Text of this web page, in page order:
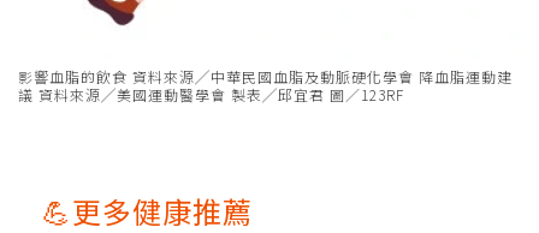
影響血脂的飲食 資料來源╱中華民國血脂及動脈硬化學會 降血脂運動建
議 資料來源╱美國運動醫學會 製表╱邱宜君 圖／123RF
💪更多健康推薦